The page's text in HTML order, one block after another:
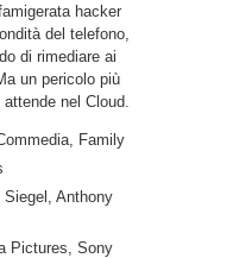
hacker
del telefono,
di rimediare ai
un pericolo più
nel Cloud.
Family
Siegel, Anthony
Pictures, Sony